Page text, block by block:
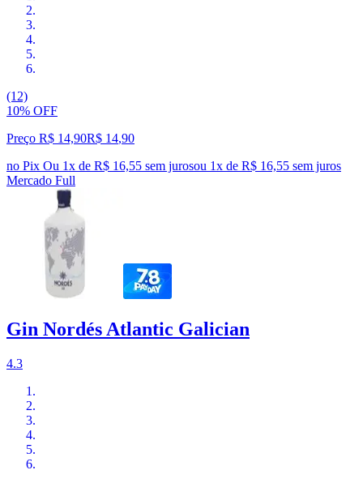
(12)
10% OFF
Preço R$ 14,90R$ 14,90
no Pix Ou 1x de R$ 16,55 sem jurosou 1x de R$ 16,55 sem juros
Mercado Full
Gin Nordés Atlantic Galician
4.3